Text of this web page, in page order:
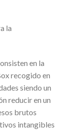
la
en la
recogido en
siendo un
reducir en un
brutos
intangibles